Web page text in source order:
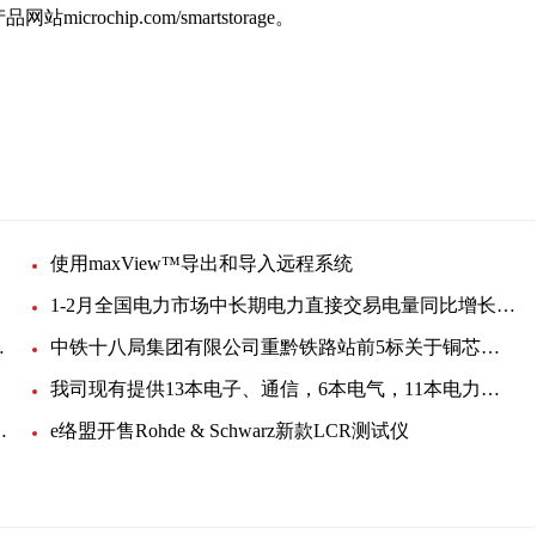
站microchip.com/smartstorage。
使用maxView™导出和导入远程系统
1-2月全国电力市场中长期电力直接交易电量同比增长65%
87.1% 中铁十八局集团有限公司重黔铁路站前5标关于铜芯电缆线的询价单
我司现有提供13本电子、通信，6本电气，11本电力，3本机电职称，投标资质皆可
监测解决方案 e络盟开售Rohde & Schwarz新款LCR测试仪